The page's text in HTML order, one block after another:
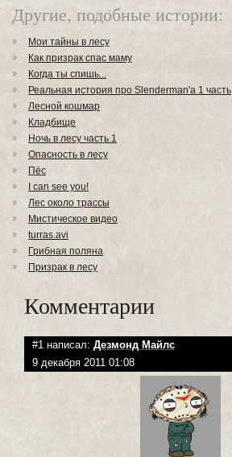
Другие, подобные истории:
Мои тайны в лесу
Как призрак спас маму
Когда ты спишь...
Реальная история про Slenderman'a 1 часть
Лесной кошмар
Кладбище
Ночь в лесу часть 1
Опасность в лесу
Пёс
I can see you!
Лес около трассы
Мистическое видео
turras.avi
Грибная поляна
Призрак в лесу
Комментарии
#1 написал: Дезмонд Майлс
9 декабря 2011 01:08